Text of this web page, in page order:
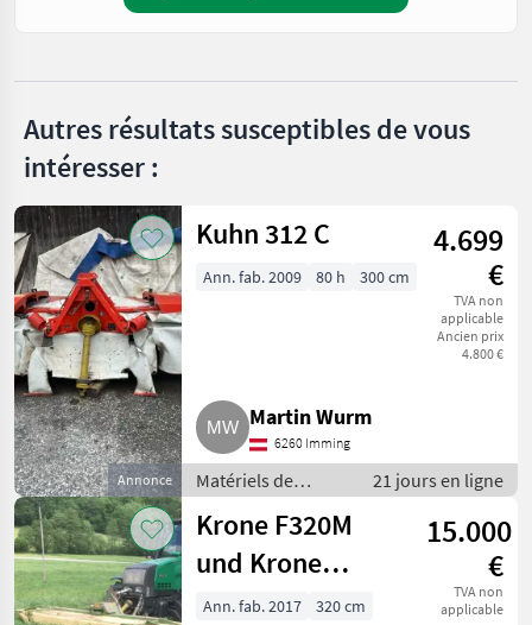
Autres résultats susceptibles de vous
intéresser :
Annonce
Kuhn 312 C
4.699
€
TVA non
applicable
Ancien prix
4.800 €
Ann. fab. 2009 80 h 300 cm
Martin Wurm
6260 Imming
Matériels de
fenaison /
Faucheuses
21 jours en ligne
Krone F320M
und Krone
ActiveMow R320
15.000
€
TVA non
applicable
Ann. fab. 2017 320 cm